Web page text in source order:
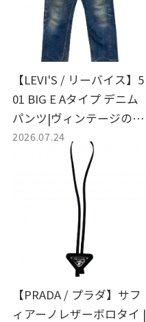
【LEVI'S / リーバイス】5
01 BIG E Aタイプ デニム
パンツ|ヴィンテージの美
学を宿す名作デニムをお
2026.07.24
【PRADA / プラダ】サフ
ィアーノレザーボロタイ |